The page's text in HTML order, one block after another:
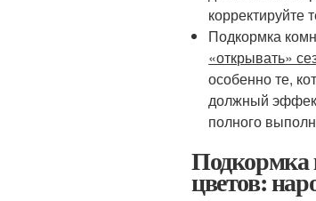
корректируйте
Подкормка
«открывать»
особенно те,
должный
полного
Подкормка
цветов: